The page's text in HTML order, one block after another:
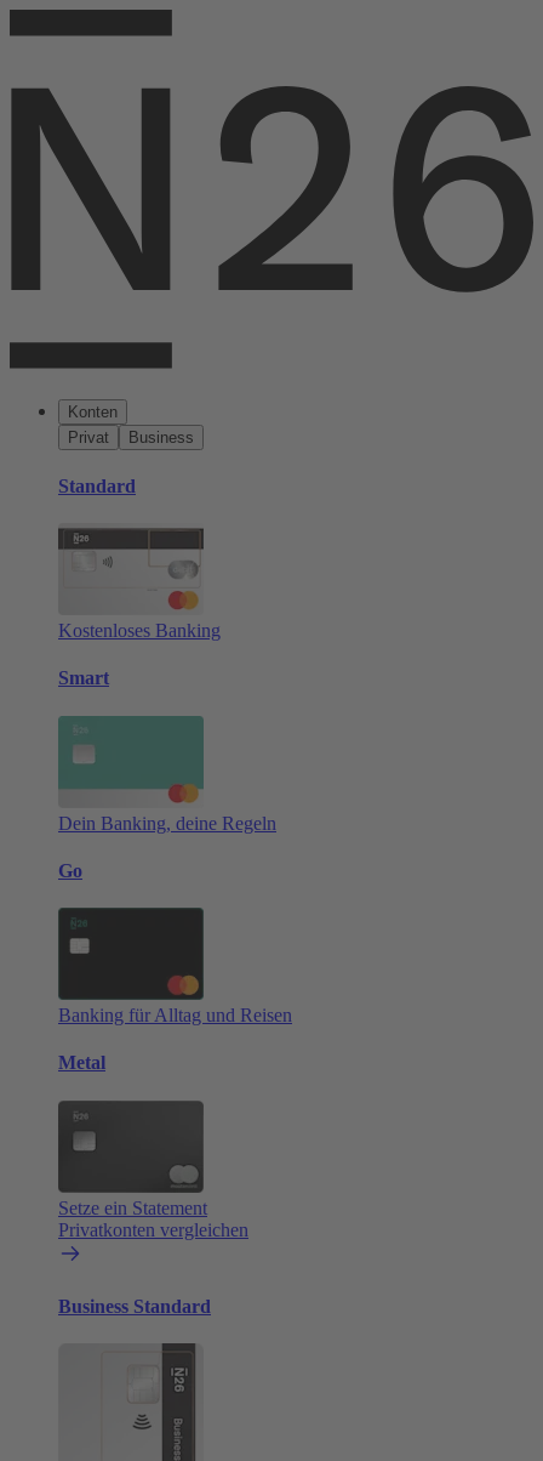
Konten
Privat
Business
Standard
Kostenloses Banking
Smart
Dein Banking, deine Regeln
Go
Banking für Alltag und Reisen
Metal
Setze ein Statement
Privatkonten vergleichen
Business Standard